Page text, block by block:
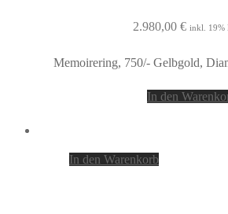
2.980,00 € inkl. 19%
Memoirering, 750/- Gelbgold,
In den
In den Warenkorb